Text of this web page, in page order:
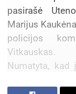
pasirašė
Marijus
policijos
Vitkauskas.
Numatyta, kad į